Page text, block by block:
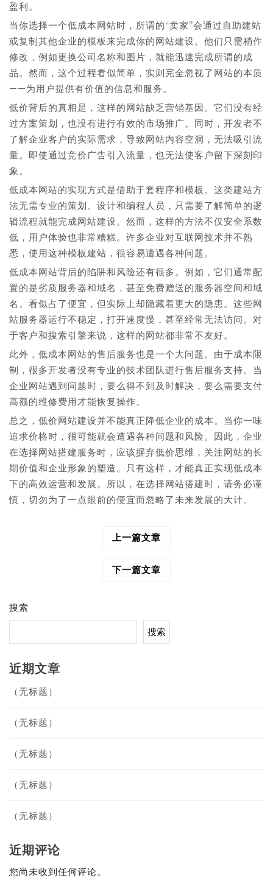
盈利。
当你选择一个低成本网站时，所谓的“卖家”会通过自助建站
或复制其他企业的模板来完成你的网站建设。他们只需稍作
修改，例如更换公司名称和图片，就能迅速完成所谓的成
品。然而，这个过程看似简单，实则完全忽视了网站的本质
——为用户提供有价值的信息和服务。
低价背后的真相是，这样的网站缺乏营销基因。它们没有经
过方案策划，也没有进行有效的市场推广。同时，开发者不
了解企业客户的实际需求，导致网站内容空洞，无法吸引流
量。即使通过竞价广告引入流量，也无法使客户留下深刻印
象。
低成本网站的实现方式是借助于套程序和模板。这类建站方
法无需专业的策划、设计和编程人员，只需要了解简单的逻
辑流程就能完成网站建设。然而，这样的方法不仅安全系数
低，用户体验也非常糟糕。许多企业对互联网技术并不熟
悉，使用这种模板建站，很容易遭遇各种问题。
低成本网站背后的陷阱和风险还有很多。例如，它们通常配
置的是劣质服务器和域名，甚至免费赠送的服务器空间和域
名。看似占了便宜，但实际上却隐藏着更大的隐患。这些网
站服务器运行不稳定，打开速度慢，甚至经常无法访问。对
于客户和搜索引擎来说，这样的网站都非常不友好。
此外，低成本网站的售后服务也是一个大问题。由于成本限
制，很多开发者没有专业的技术团队进行售后服务支持。当
企业网站遇到问题时，要么得不到及时解决，要么需要支付
高额的维修费用才能恢复操作。
总之，低价网站建设并不能真正降低企业的成本。当你一味
追求价格时，很可能就会遭遇各种问题和风险。因此，企业
在选择网站搭建服务时，应该摒弃低价思维，关注网站的长
期价值和企业形象的塑造。只有这样，才能真正实现低成本
下的高效运营和发展。所以，在选择网站搭建时，请务必谨
慎，切勿为了一点眼前的便宜而忽略了未来发展的大计。
上一篇文章
下一篇文章
搜索
搜索
近期文章
（无标题）
（无标题）
（无标题）
（无标题）
（无标题）
近期评论
您尚未收到任何评论。